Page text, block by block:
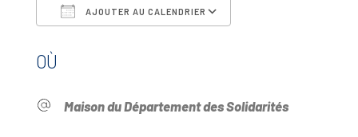
AJOUTER AU CALENDRIER
OÙ
Maison du Département des Solidarités